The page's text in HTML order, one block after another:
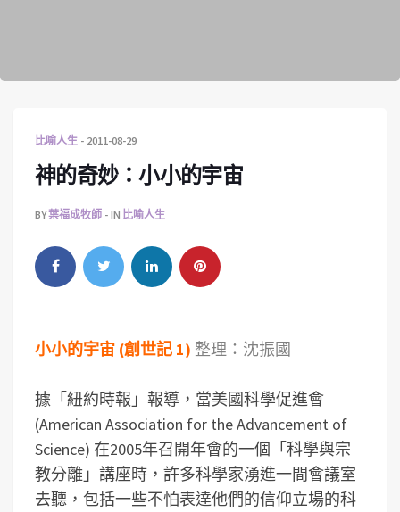
比喻人生 2011-08-29
神的奇妙：小小的宇宙
BY葉福成牧師 IN 比喻人生
小小的宇宙 (創世記 1) 整理：沈振國
據「紐約時報」報導，當美國科學促進會
(American Association for the Advancement of
Science) 在2005年召開年會的一個「科學與宗
教分離」講座時，許多科學家湧進一間會議室
去聽，包括一些不怕表達他們的信仰立場的科